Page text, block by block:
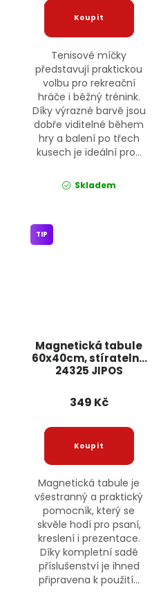
Tenisové míčky
představují praktickou
volbu pro rekreační
hráče i běžný trénink.
Díky výrazné barvě jsou
dobře viditelné během
hry a balení po třech
kusech je ideální pro...
Skladem
Magnetická tabule
60x40cm, stíratelná
24325 JIPOS
TIP
349 Kč
Magnetická tabule je
všestranný a praktický
pomocník, který se
skvěle hodí pro psaní,
kreslení i prezentace.
Díky kompletní sadě
příslušenství je ihned
připravena k použití...